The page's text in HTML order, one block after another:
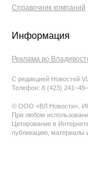
Справочник компаний
Информация
Реклама во
С редакцией Новостей
Телефон: 8 (423)
© ООО «ВЛ Новости»,
При любом
Цитирование в
публикацию, материалы